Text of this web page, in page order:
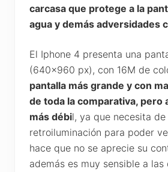
carcasa que protege a la
agua y demás adversidades
El Iphone 4 presenta una
(640×960 px), con 16M de
pantalla más grande y con
de toda la comparativa, pero
más débil, ya que necesita de
retroiluminación para poder
hace que no se aprecie su
además es muy sensible a las